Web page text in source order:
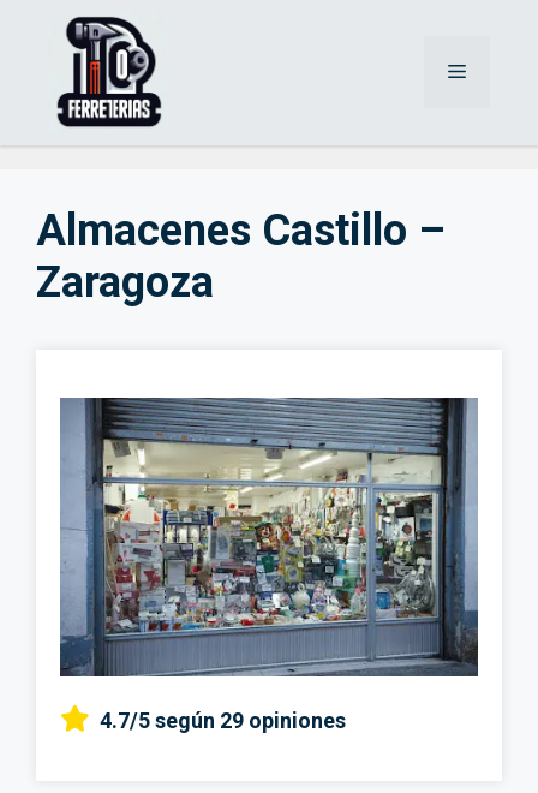
Menú
Almacenes Castillo –
Zaragoza
4.7/5según 29 opiniones